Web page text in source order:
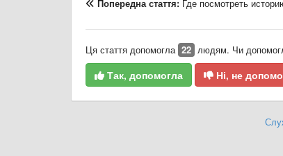
Попередна стаття: Где посмотреть
Ця стаття допомогла 22 людям. Чи
Так, допомогла Ні, не